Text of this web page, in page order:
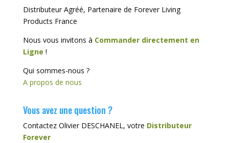
Distributeur Agréé, Partenaire de Forever Living
Products France
Nous vous invitons à Commander directement en
Ligne !
Qui sommes-nous ?
A propos de nous
Vous avez une question ?
Contactez Olivier DESCHANEL, votre Distributeur
Forever